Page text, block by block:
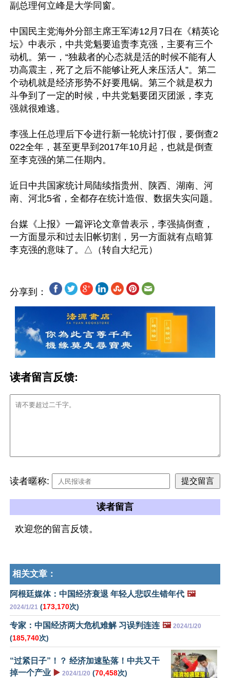
副总理何立峰是大学同窗。
中国民主党海外分部主席王军涛12月7日在《精英论
坛》中表示，中共党魁要追责李克强，主要有三个
动机。第一，“独裁者的心态就是活的时候不能有人
功高震主，死了之后不能够让死人来压活人”。第二
个动机就是经济形势不好要甩锅。第三个就是权力
斗争到了一定的时候，中共党魁要团灭团派，李克
强就很难逃。
李强上任总理后下令进行新一轮统计打假，要倒查2
022全年，甚至更早到2017年10月起，也就是倒查
至李克强的第二任期内。
近日中共国家统计局陆续指贵州、陕西、湖南、河
南、河北5省，全都存在统计造假、数据失实问题。
台媒《上报》一篇评论文章曾表示，李强搞倒查，
一方面显示和过去旧帐切割，另一方面就有点暗算
分享到：
读者留言反馈:
读者暱称:
读者留言
欢迎您的留言反馈。
相关文章：
阿根廷媒体：中国经济衰退 年轻人悲叹生错年代 🖼️
2024/1/21 (173,170次)
专家：中国经济两大危机难解 习误判连连 🖼️ 2024/1/20
(185,740次)
“过紧日子”！？ 经济加速坠落！中共又干
掉一个产业 ▶️ 2024/1/20 (70,458次)